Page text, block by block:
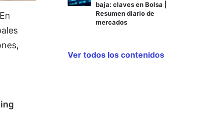
baja: claves en Bolsa |
Resumen diario de
mercados
Ver todos los contenidos